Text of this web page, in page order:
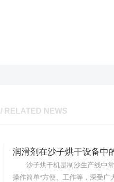
/ RELATED NEWS
润滑剂在沙子烘干设备中
沙子烘干机是制沙生产线中常
操作简单*方便、工作等，深受广